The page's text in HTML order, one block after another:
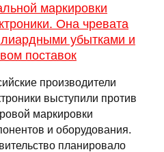
маркировки
Она чревата
убытками и
поставок
производители
выступили против
маркировки
и оборудования.
планировало